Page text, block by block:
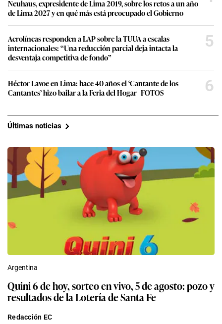
Neuhaus, expresidente de Lima 2019, sobre los retos a un año
de Lima 2027 y en qué más está preocupado el Gobierno
Aerolíneas responden a LAP sobre la TUUA a escalas
internacionales: “Una reducción parcial deja intacta la
desventaja competitiva de fondo”
5
Héctor Lavoe en Lima: hace 40 años el ‘Cantante de los
Cantantes’ hizo bailar a la Feria del Hogar | FOTOS
6
Últimas noticias
Argentina
Quini 6 de hoy, sorteo en vivo, 5 de agosto: pozo y
resultados de la Lotería de Santa Fe
Redacción EC